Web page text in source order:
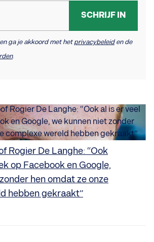
SCHRIJF IN
ga je akkoord met hetprivacybeleiden de
.
Rogier De Langhe: “Ook
op Facebook en Google,
hen omdat ze onze
hebben gekraakt”